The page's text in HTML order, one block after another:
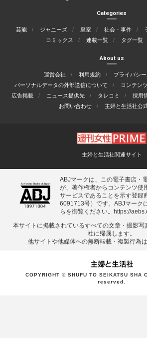
Categories
芸能 ジャニーズ 皇室 社会・事件
コミックス
連載一覧 タグ一覧
About us
運営会社 利用規約
プライバシ
パーソナルデータの外部送信について
コンテン
広告掲載
ニュース提供先 タレコミ 採用
お問い合わせ
主婦と生活社公
主婦と生活社関連サイト
ABJマークは、この電子書店・
が、著作権者からコンテンツ使
サービスであることを示す登録
6091713号）です。ABJマーク
らを御覧ください。 https://
本サイトに掲載されているすべての⽂章・撮影
社に帰属します。
他サイトや他媒体への無断転載・複製⾏為
COPYRIGHT © SHUFU TO SEIKATSU SHA
reserved.